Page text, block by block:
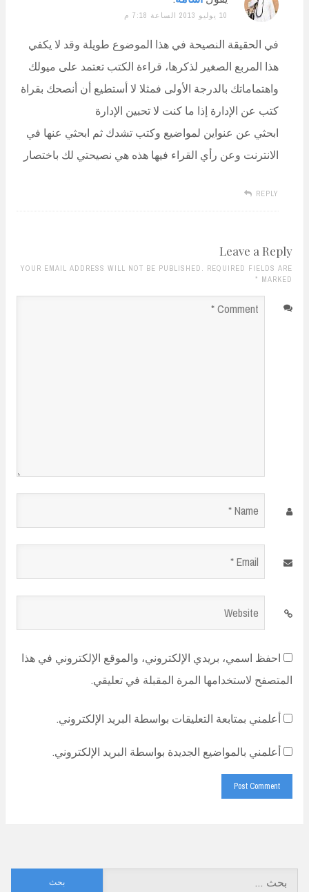
10 يوليو 2013 الساعة 7:18 م
في الحقيقة النصيحة في هذا الموضوع طويلة وقد لا يكفي
هذا المربع الصغير لذكرها، قراءة الكتب تعتمد على ميولك
واهتماماتك بالدرجة الأولى فمثلا لا أستطيع أن أنصحك بقراة
كتب عن الإدارة إذا ما كنت لا تحبين الإدارة
ابحثي عن عنواين لمواضيع وكتب تشدك ثم ابحثي عنها في
الانترنت وعن رأي القراء فيها هذه هي نصيحتي لك باختصار
REPLY
Leave a Reply
YOUR EMAIL ADDRESS WILL NOT BE PUBLISHED. REQUIRED FIELDS ARE
MARKED
*
Comment
Name
Email
Website
احفظ اسمي، بريدي الإلكتروني، والموقع الإلكتروني في هذا
المتصفح لاستخدامها المرة المقبلة في تعليقي.
أعلمني بمتابعة التعليقات بواسطة البريد الإلكتروني.
أعلمني بالمواضيع الجديدة بواسطة البريد الإلكتروني.